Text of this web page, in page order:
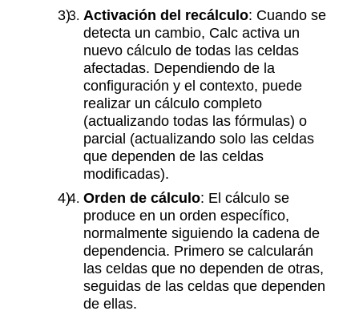
Activación del recálculo: Cuando se
detecta un cambio, Calc activa un
nuevo cálculo de todas las celdas
afectadas. Dependiendo de la
configuración y el contexto, puede
realizar un cálculo completo
(actualizando todas las fórmulas) o
parcial (actualizando solo las celdas
que dependen de las celdas
modificadas).
Orden de cálculo: El cálculo se
produce en un orden específico,
normalmente siguiendo la cadena de
dependencia. Primero se calcularán
las celdas que no dependen de otras,
seguidas de las celdas que dependen
de ellas.